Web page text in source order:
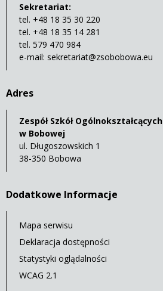
Sekretariat:
tel. +48 18 35 30 220
tel. +48 18 35 14 281
tel. 579 470 984
e-mail: sekretariat@zsobobowa.eu
Adres
Zespół Szkół Ogólnokształcących
w Bobowej
ul. Długoszowskich 1
38-350 Bobowa
Dodatkowe Informacje
Mapa serwisu
Deklaracja dostępności
Statystyki oglądalności
WCAG 2.1